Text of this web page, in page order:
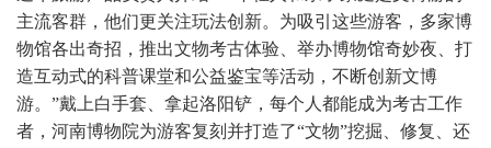
主流客群，他们更关注玩法创新。为吸引这些游客，多家博
物馆各出奇招，推出文物考古体验、举办博物馆奇妙夜、打
造互动式的科普课堂和公益鉴宝等活动，不断创新文博
游。”戴上白手套、拿起洛阳铲，每个人都能成为考古工作
者，河南博物院为游客复刻并打造了“文物”挖掘、修复、还